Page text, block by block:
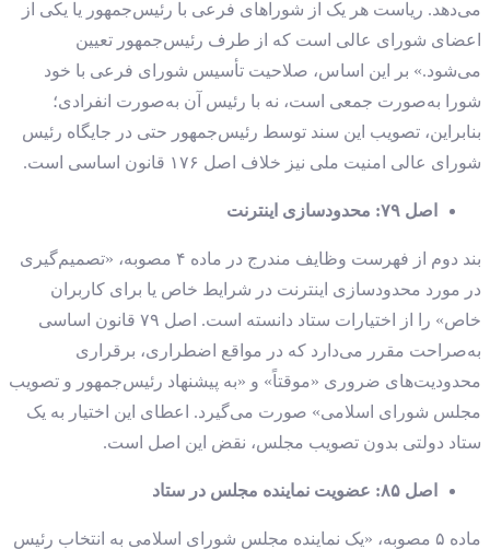
می‌دهد. ریاست هر یک از شوراهای فرعی با رئیس‌جمهور یا یکی از
اعضای شورای عالی است که از طرف رئیس‌جمهور تعیین
می‌شود.» بر این اساس، صلاحیت تأسیس شورای فرعی با خود
شورا به‌صورت جمعی است، نه با رئیس آن به‌صورت انفرادی؛
بنابراین، تصویب این سند توسط رئیس‌جمهور حتی در جایگاه رئیس
شورای عالی امنیت ملی نیز خلاف اصل ۱۷۶ قانون اساسی است.
اصل ۷۹: محدودسازی اینترنت
بند دوم از فهرست وظایف مندرج در ماده ۴ مصوبه، «تصمیم‌گیری
در مورد محدودسازی اینترنت در شرایط خاص یا برای کاربران
خاص» را از اختیارات ستاد دانسته است. اصل ۷۹ قانون اساسی
به‌صراحت مقرر می‌دارد که در مواقع اضطراری، برقراری
محدودیت‌های ضروری «موقتاً» و «به پیشنهاد رئیس‌جمهور و تصویب
مجلس شورای اسلامی» صورت می‌گیرد. اعطای این اختیار به یک
ستاد دولتی بدون تصویب مجلس، نقض این اصل است.
اصل ۸۵: عضویت نماینده مجلس در ستاد
ماده ۵ مصوبه، «یک نماینده مجلس شورای اسلامی به انتخاب رئیس